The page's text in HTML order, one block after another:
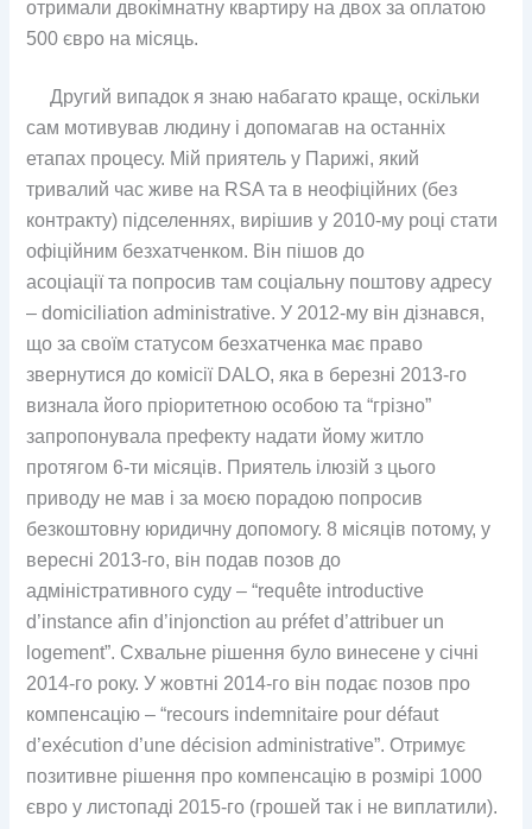
отримали двокімнатну квартиру на двох за оплатою
500 євро на місяць.
Другий випадок я знаю набагато краще, оскільки
сам мотивував людину і допомагав на останніх
етапах процесу. Мій приятель у Парижі, який
тривалий час живе на RSA та в неофіційних (без
контракту) підселеннях, вирішив у 2010-му році стати
офіційним безхатченком. Він пішов до
асоціації та попросив там соціальну поштову адресу
– domiciliation administrative. У 2012-му він дізнався,
що за своїм статусом безхатченка має право
звернутися до комісії DALO, яка в березні 2013-го
визнала його пріоритетною особою та “грізно”
запропонувала префекту надати йому житло
протягом 6-ти місяців. Приятель ілюзій з цього
приводу не мав і за моєю порадою попросив
безкоштовну юридичну допомогу. 8 місяців потому, у
вересні 2013-го, він подав позов до
адміністративного суду – “requête introductive
d’instance afin d’injonction au préfet d’attribuer un
logement”. Схвальне рішення було винесене у січні
2014-го року. У жовтні 2014-го він подає позов про
компенсацію – “recours indemnitaire pour défaut
d’exécution d’une décision administrative”. Отримує
позитивне рішення про компенсацію в розмірі 1000
євро у листопаді 2015-го (грошей так і не виплатили).